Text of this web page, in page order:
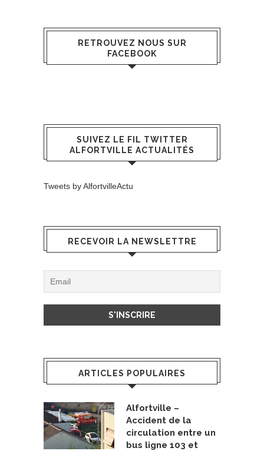
RETROUVEZ NOUS SUR
FACEBOOK
SUIVEZ LE FIL TWITTER
ALFORTVILLE ACTUALITÉS
Tweets by AlfortvilleActu
RECEVOIR LA NEWSLETTRE
ARTICLES POPULAIRES
Alfortville –
Accident de la
circulation entre un
bus ligne 103 et